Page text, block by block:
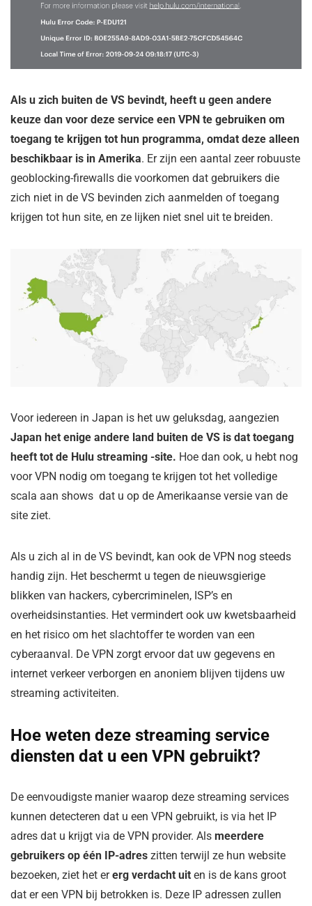
Als u zich buiten de VS bevindt, heeft u geen andere
keuze dan voor deze service een VPN te gebruiken om
toegang te krijgen tot hun programma, omdat deze alleen
beschikbaar is in Amerika. Er zijn een aantal zeer robuuste
geoblocking-firewalls die voorkomen dat gebruikers die
zich niet in de VS bevinden zich aanmelden of toegang
krijgen tot hun site, en ze lijken niet snel uit te breiden.
Voor iedereen in Japan is het uw geluksdag, aangezien
Japan het enige andere land buiten de VS is dat toegang
heeft tot de Hulu streaming -site. Hoe dan ook, u hebt nog
voor VPN nodig om toegang te krijgen tot het volledige
scala aan shows dat u op de Amerikaanse versie van de
site ziet.
Als u zich al in de VS bevindt, kan ook de VPN nog steeds
handig zijn. Het beschermt u tegen de nieuwsgierige
blikken van hackers, cybercriminelen, ISP’s en
overheidsinstanties. Het vermindert ook uw kwetsbaarheid
en het risico om het slachtoffer te worden van een
cyberaanval. De VPN zorgt ervoor dat uw gegevens en
internet verkeer verborgen en anoniem blijven tijdens uw
streaming activiteiten.
Hoe weten deze streaming service
diensten dat u een VPN gebruikt?
De eenvoudigste manier waarop deze streaming services
kunnen detecteren dat u een VPN gebruikt, is via het IP
adres dat u krijgt via de VPN provider. Als meerdere
gebruikers op één IP-adres zitten terwijl ze hun website
bezoeken, ziet het ererg verdacht uit en is de kans groot
dat er een VPN bij betrokken is. Deze IP adressen zullen